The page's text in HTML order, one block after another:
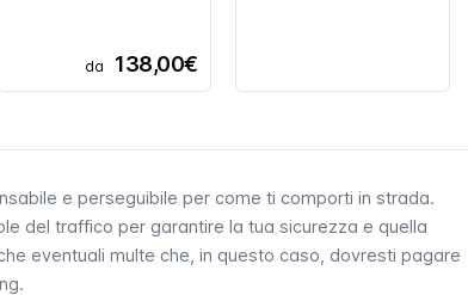
da 138,00€
e perseguibile per come ti comporti in strada.
del traffico per garantire la tua sicurezza e quella
eventuali multe che, in questo caso, dovresti pagare